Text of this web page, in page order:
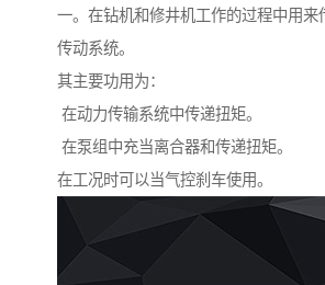
一。在钻机和修井机工作的过程中用来
传动系统。
其主要功用为：
在动力传输系统中传递扭矩。
在泵组中充当离合器和传递扭矩。
在工况时可以当气控刹车使用。